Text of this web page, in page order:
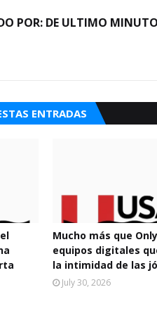
POR: DE ULTIMO MINUTO
ENTRADAS
Mucho más que
equipos digitales
la intimidad de las
July 30, 2026